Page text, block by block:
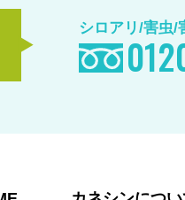
シロアリ/害虫/